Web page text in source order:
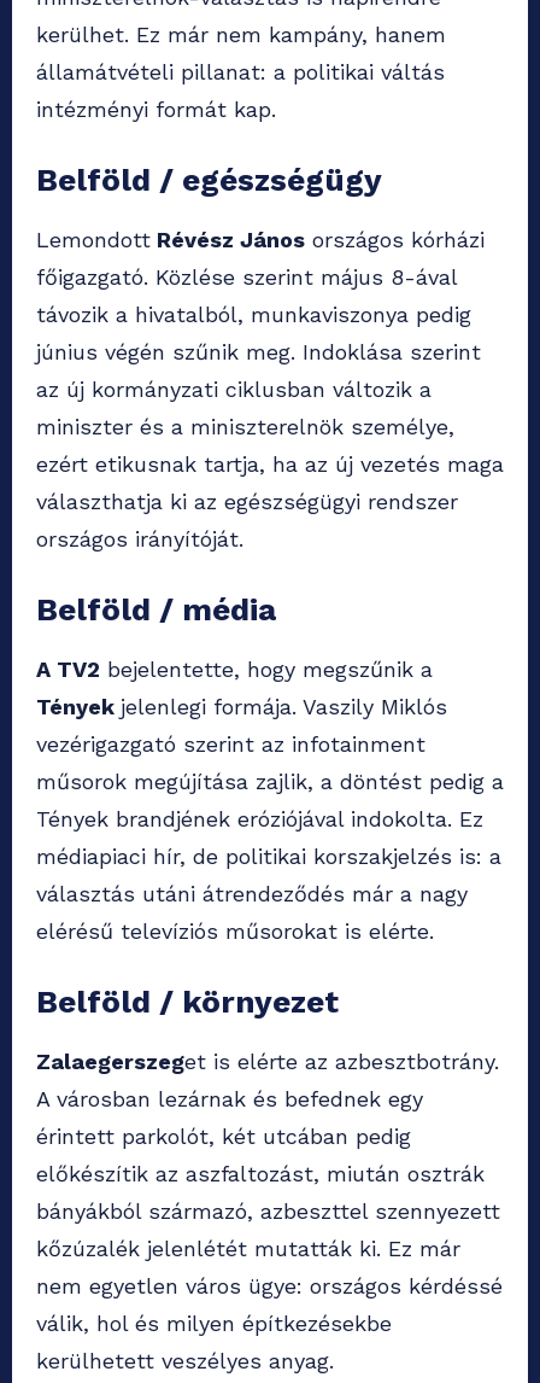
kerülhet. Ez már nem kampány, hanem
államátvételi pillanat: a politikai váltás
intézményi formát kap.
Belföld / egészségügy
Lemondott Révész János országos kórházi
főigazgató. Közlése szerint május 8-ával
távozik a hivatalból, munkaviszonya pedig
június végén szűnik meg. Indoklása szerint
az új kormányzati ciklusban változik a
miniszter és a miniszterelnök személye,
ezért etikusnak tartja, ha az új vezetés maga
választhatja ki az egészségügyi rendszer
országos irányítóját.
Belföld / média
A TV2 bejelentette, hogy megszűnik a
Tények jelenlegi formája. Vaszily Miklós
vezérigazgató szerint az infotainment
műsorok megújítása zajlik, a döntést pedig a
Tények brandjének eróziójával indokolta. Ez
médiapiaci hír, de politikai korszakjelzés is: a
választás utáni átrendeződés már a nagy
elérésű televíziós műsorokat is elérte.
Belföld / környezet
Zalaegerszeget is elérte az azbesztbotrány.
A városban lezárnak és befednek egy
érintett parkolót, két utcában pedig
előkészítik az aszfaltozást, miután osztrák
bányákból származó, azbeszttel szennyezett
kőzúzalék jelenlétét mutatták ki. Ez már
nem egyetlen város ügye: országos kérdéssé
válik, hol és milyen építkezésekbe
kerülhetett veszélyes anyag.